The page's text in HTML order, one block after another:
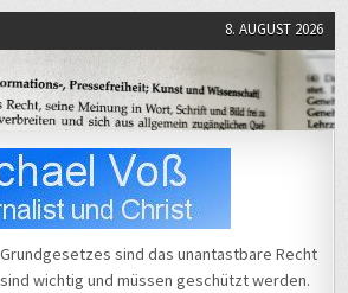
8. AUGUST 2026
sind das unantastbare Recht
wichtig und müssen geschützt werden.